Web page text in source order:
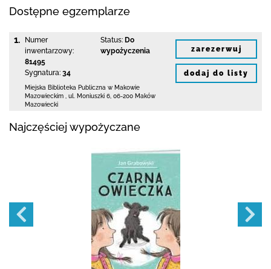
Dostępne egzemplarze
1.
Numer
inwentarzowy:
81495
Sygnatura: 34
Status: Do
wypożyczenia
Miejska Biblioteka Publiczna w Makowie
Mazowieckim
ul. Moniuszki 6 06-200 Maków
Mazowiecki
zarezerwuj
dodaj do listy
Najczęściej wypożyczane